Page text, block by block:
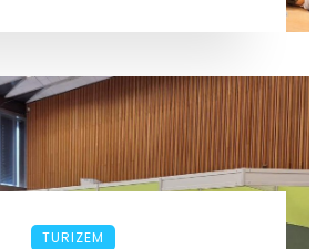
TURIZEM